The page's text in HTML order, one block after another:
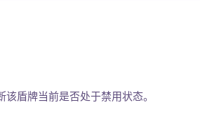
盾牌当前是否处于禁用状态。